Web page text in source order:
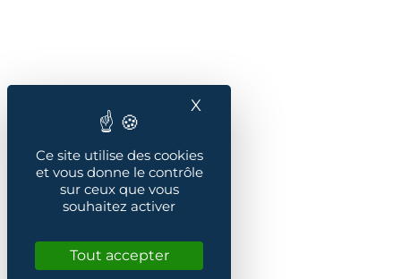
Ce site utilise des cookies
et vous donne le contrôle
sur ceux que vous
souhaitez activer
Tout accepter
X